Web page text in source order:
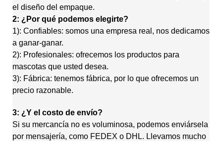
el diseño del empaque.
2: ¿Por qué podemos elegirte?
1): Confiables: somos una empresa real, nos dedicamos
a ganar-ganar.
2): Profesionales: ofrecemos los productos para
mascotas que usted desea.
3): Fábrica: tenemos fábrica, por lo que ofrecemos un
precio razonable.
3: ¿Y el costo de envío?
Si su mercancía no es voluminosa, podemos enviársela
por mensajería, como FEDEX o DHL. Llevamos mucho